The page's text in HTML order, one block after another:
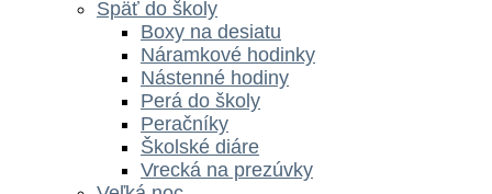
Späť do školy
Boxy na desiatu
Náramkové hodinky
Nástenné hodiny
Perá do školy
Peračníky
Školské diáre
Vrecká na prezúvky